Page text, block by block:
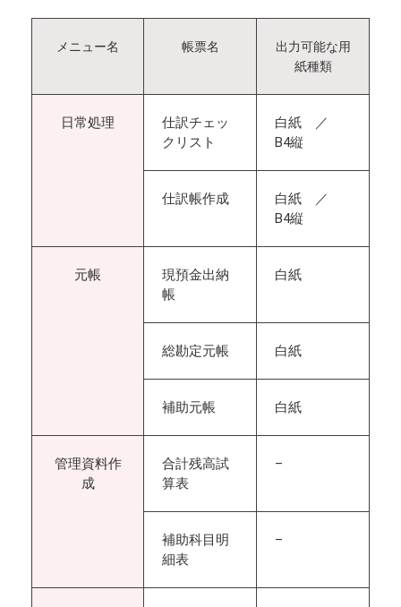
メニュー名 帳票名
出力可能な用
紙種類
日常処理
仕訳チェッ
クリスト
白紙 ／
B4縦
仕訳帳作成
白紙 ／
B4縦
元帳
現預金出納
帳
白紙
総勘定元帳 白紙
補助元帳 白紙
管理資料作
成
合計残高試
算表
–
補助科目明
細表
–